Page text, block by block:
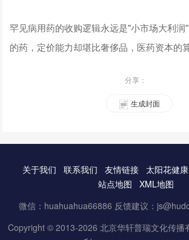
罕见病用药的收购逻辑永远是"小市场大利
的药，定价能力却堪比奢侈品，医药资本的
分享：
生成封面
关于我们 联系我们 友情链接 太阳花健
站点地图
XML地图
微信：huahuahua66886 反馈建议：
Copyright © 2013-2026 北京华轩普瑞文化传播